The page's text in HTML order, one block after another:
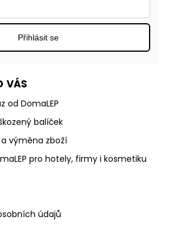
VÁS
od DomaLEP
balíček
výměna zboží
pro hotely, firmy i kosmetiku
údajů
Přihlásit se